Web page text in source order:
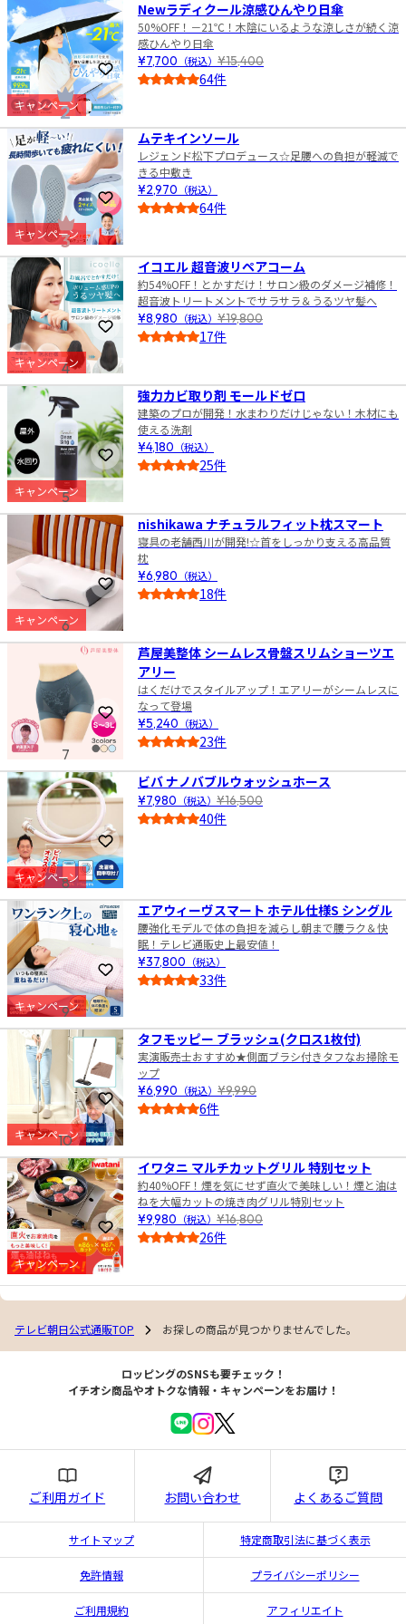
お気に入りに登録
キャンペーン
Newラディクール涼感ひんやり日傘
50%OFF！－21℃！木陰にいるような涼しさが続く涼
感ひんやり日傘
¥7,700 （税込） ¥15,400
64件
お気に入りに登録
キャンペーン
2
ムテキインソール
レジェンド松下プロデュース☆足腰への負担が軽減で
きる中敷き
¥2,970 （税込）
64件
お気に入りに登録
キャンペーン
3
イコエル 超音波リペアコーム
約54%OFF！とかすだけ！サロン級のダメージ補修！
超音波トリートメントでサラサラ＆うるツヤ髪へ
¥8,980 （税込） ¥19,800
17件
お気に入りに登録
キャンペーン
4
強力カビ取り剤 モールドゼロ
建築のプロが開発！水まわりだけじゃない！木材にも
使える洗剤
¥4,180 （税込）
25件
お気に入りに登録
キャンペーン
5
nishikawa ナチュラルフィット枕スマート
寝具の老舗西川が開発!☆首をしっかり支える高品質
枕
¥6,980 （税込）
18件
お気に入りに登録
6
芦屋美整体 シームレス骨盤スリムショーツエ
アリー
はくだけでスタイルアップ！エアリーがシームレスに
なって登場
¥5,240 （税込）
23件
お気に入りに登録
キャンペーン
7
ビバ ナノバブルウォッシュホース
¥7,980 （税込） ¥16,500
40件
お気に入りに登録
キャンペーン
8
エアウィーヴスマート ホテル仕様S シングル
腰強化モデルで体の負担を減らし朝まで腰ラク＆快
眠！テレビ通販史上最安値！
¥37,800 （税込）
33件
お気に入りに登録
キャンペーン
9
タフモッピー ブラッシュ(クロス1枚付)
実演販売士おすすめ★側面ブラシ付きタフなお掃除モ
ップ
¥6,990 （税込） ¥9,990
6件
お気に入りに登録
キャンペーン
10
イワタニ マルチカットグリル 特別セット
約40%OFF！煙を気にせず直火で美味しい！煙と油は
ねを大幅カットの焼き肉グリル特別セット
¥9,980 （税込） ¥16,800
26件
テレビ朝日公式通販TOP お探しの商品が見つかりませんでした。
ロッピングのSNSも要チェック！
イチオシ商品やオトクな情報・キャンペーンをお届け！
ご利用ガイド お問い合わせ よくあるご質問
サイトマップ 特定商取引法に基づく表示
免許情報 プライバシーポリシー
ご利用規約 アフィリエイト